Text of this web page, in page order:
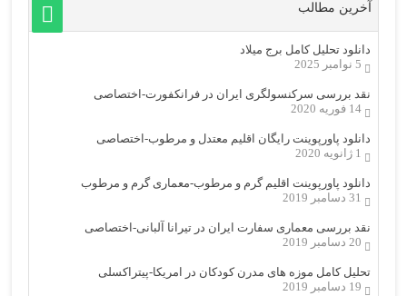
آخرین مطالب
دانلود تحلیل کامل برج میلاد
5 نوامبر 2025
نقد بررسی سرکنسولگری ایران در فرانکفورت-اختصاصی
14 فوریه 2020
دانلود پاورپوینت رایگان اقلیم معتدل و مرطوب-اختصاصی
1 ژانویه 2020
دانلود پاورپوینت اقلیم گرم و مرطوب-معماری گرم و مرطوب
31 دسامبر 2019
نقد بررسی معماری سفارت ایران در تیرانا آلبانی-اختصاصی
20 دسامبر 2019
تحلیل کامل موزه های مدرن کودکان در امریکا-پیتراکسلی
19 دسامبر 2019